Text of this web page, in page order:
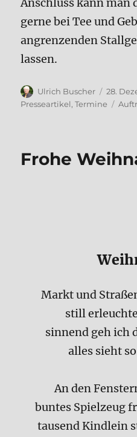
gerne bei Tee und
angrenzenden
lassen.
Autor
Ulrich Buscher
am
28.
Presseartikel,Termine
Frohe
Markt und
still
sinnend geh ich
alles sieht
An den
buntes Spielzeug
tausend Kindlein